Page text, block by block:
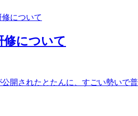
について
開されたとたんに、すごい勢いで